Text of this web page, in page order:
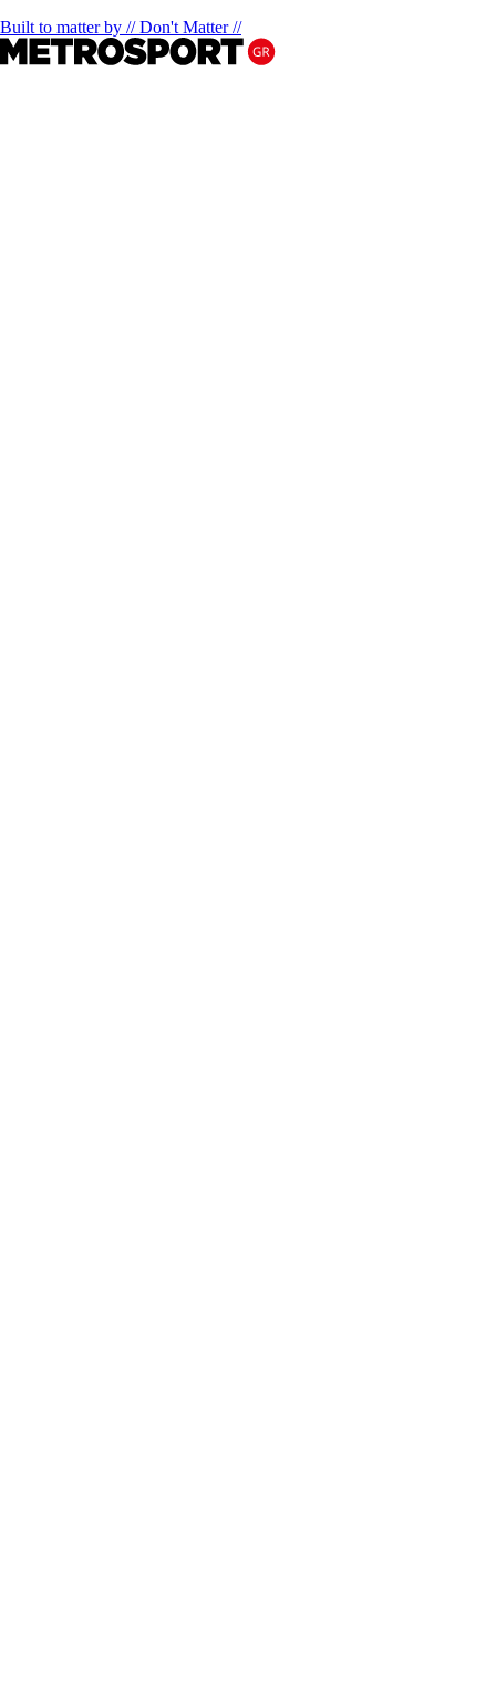
Built to matter by // Don't Matter //